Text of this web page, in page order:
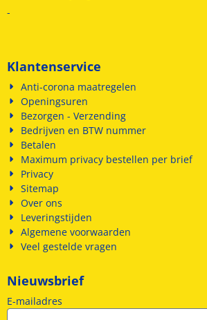
-
Klantenservice
Anti-corona maatregelen
Openingsuren
Bezorgen - Verzending
Bedrijven en BTW nummer
Betalen
Maximum privacy bestellen per brief
Privacy
Sitemap
Over ons
Leveringstijden
Algemene voorwaarden
Veel gestelde vragen
Nieuwsbrief
E-mailadres